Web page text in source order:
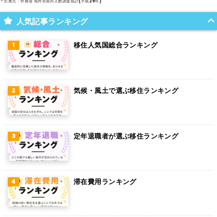
スイス
オランダ
グアム
パラグアイ
アラブ首長国連邦
スウェーデン
ペルー
ボリビア
カンボジア
＊出展元：外務省 海外在留邦人数調査統計(平成29年)
人気記事ランキング
移住人気国総合ランキング
気候・風土で選ぶ移住ランキング
定年退職者が選ぶ移住ランキング
滞在費用ランキング